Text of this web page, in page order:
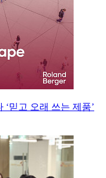
‘믿고 오래 쓰는 제품’